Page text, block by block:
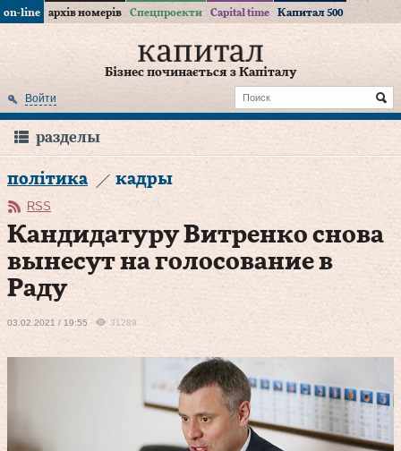
on-line архів номерів Спецпроекти Capital time Капитал 500
Бізнес починається з Капіталу
Войти
разделы
політика кадры
RSS
Кандидатуру Витренко снова
вынесут на голосование в
Раду
03.02.2021 / 19:55 31289